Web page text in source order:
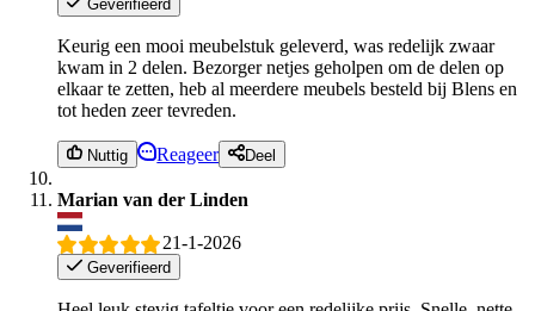
Geverifieerd
Keurig een mooi meubelstuk geleverd, was redelijk zwaar
kwam in 2 delen. Bezorger netjes geholpen om de delen op
elkaar te zetten, heb al meerdere meubels besteld bij Blens en
tot heden zeer tevreden.
Nuttig Reageer Deel
Marian van der Linden
21-1-2026
Geverifieerd